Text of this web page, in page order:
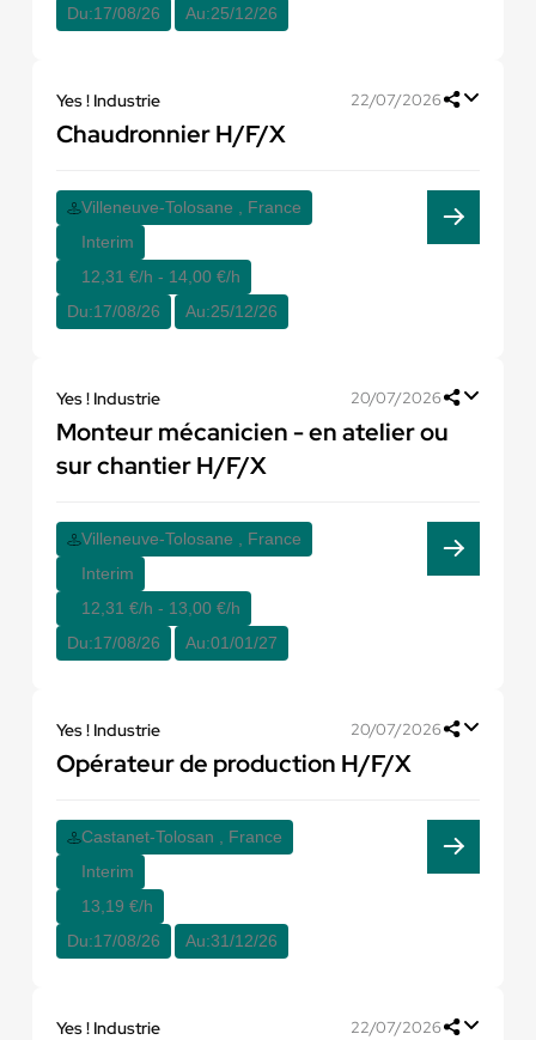
Du:17/08/26 Au:25/12/26
Yes ! Industrie 22/07/2026
Chaudronnier H/F/X
Villeneuve-Tolosane , France
Interim
12,31 €/h - 14,00 €/h
Du:17/08/26 Au:25/12/26
Yes ! Industrie 20/07/2026
Monteur mécanicien - en atelier ou
sur chantier H/F/X
Villeneuve-Tolosane , France
Interim
12,31 €/h - 13,00 €/h
Du:17/08/26 Au:01/01/27
Yes ! Industrie 20/07/2026
Opérateur de production H/F/X
Castanet-Tolosan , France
Interim
13,19 €/h
Du:17/08/26 Au:31/12/26
Yes ! Industrie 22/07/2026